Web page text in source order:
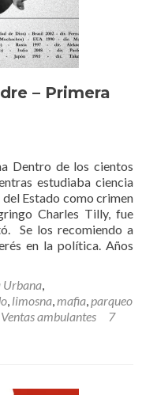
– Primera
Dentro de los cientos
estudiaba ciencia
Estado como crimen
Charles Tilly, fue
Se los recomiendo a
en la política. Años
Urbana,
, limosna,mafia,parqueo
Ventas ambulantes
7